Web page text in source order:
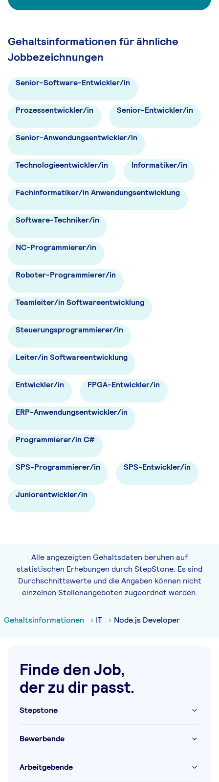
Gehaltsinformationen für ähnliche
Jobbezeichnungen
Senior-Software-Entwickler/in
Prozessentwickler/in Senior-Entwickler/in
Senior-Anwendungsentwickler/in
Technologieentwickler/in Informatiker/in
Fachinformatiker/in Anwendungsentwicklung
Software-Techniker/in
NC-Programmierer/in
Roboter-Programmierer/in
Teamleiter/in Softwareentwicklung
Steuerungsprogrammierer/in
Leiter/in Softwareentwicklung
Entwickler/in FPGA-Entwickler/in
ERP-Anwendungsentwickler/in
Programmierer/in C#
SPS-Programmierer/in SPS-Entwickler/in
Juniorentwickler/in
Alle angezeigten Gehaltsdaten beruhen auf
statistischen Erhebungen durch StepStone. Es sind
Durchschnittswerte und die Angaben können nicht
einzelnen Stellenangeboten zugeordnet werden.
Gehaltsinformationen IT Node.js Developer
Finde den Job,
der zu dir passt.
Stepstone
Bewerbende
Arbeitgebende